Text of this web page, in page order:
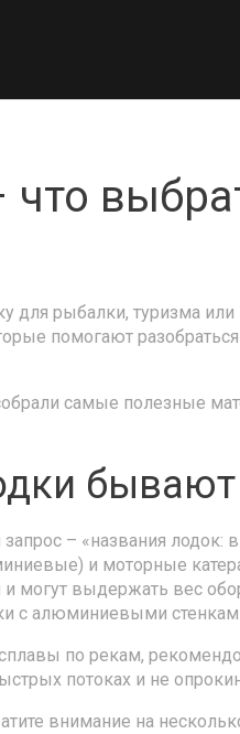
для рыбалки, туризма
помогают
самые полезные
– «названия лодок:
и моторные
могут выдержать вес
с алюминиевыми
по рекам,
потоках и не
внимание на